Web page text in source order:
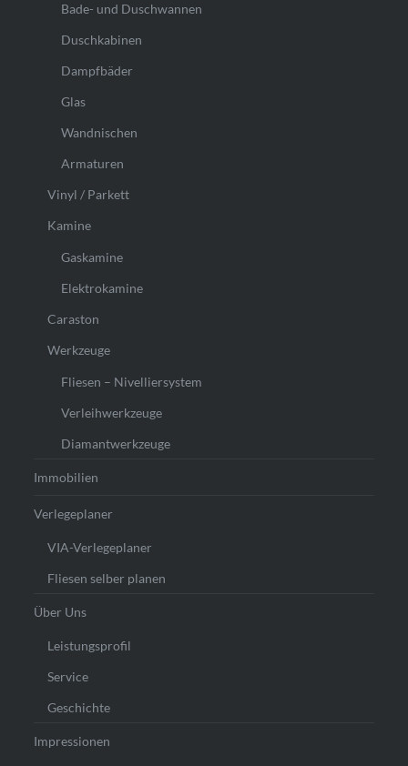
Bade- und Duschwannen
Duschkabinen
Dampfbäder
Glas
Wandnischen
Armaturen
Vinyl / Parkett
Kamine
Gaskamine
Elektrokamine
Caraston
Werkzeuge
Fliesen – Nivelliersystem
Verleihwerkzeuge
Diamantwerkzeuge
Immobilien
Verlegeplaner
VIA-Verlegeplaner
Fliesen selber planen
Über Uns
Leistungsprofil
Service
Geschichte
Impressionen